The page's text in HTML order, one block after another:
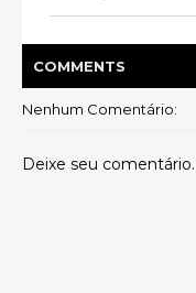
COMMENTS
Nenhum Comentário:
Deixe seu